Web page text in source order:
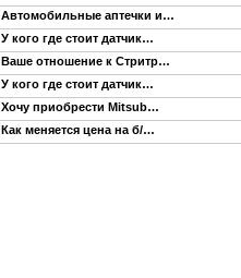
Автомобильные аптечки и…
У кого где стоит датчик…
Ваше отношение к Стритр…
У кого где стоит датчик…
Хочу приобрести Mitsub…
Как меняется цена на б/…